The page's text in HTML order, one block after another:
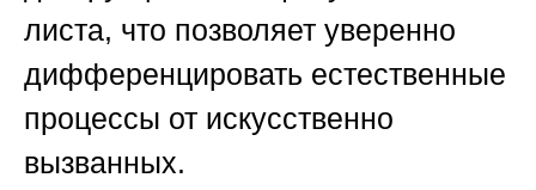
листа, что позволяет уверенно
дифференцировать естественные
процессы от искусственно
вызванных.